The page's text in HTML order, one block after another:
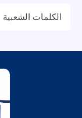
الكلمات الشعبية